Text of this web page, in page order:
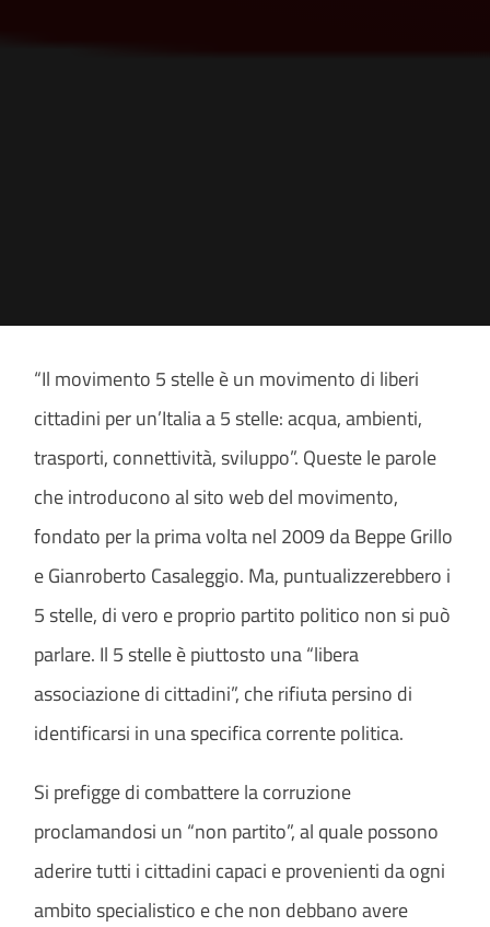
“Il movimento 5 stelle è un movimento di liberi
cittadini per un’Italia a 5 stelle: acqua, ambienti,
trasporti, connettività, sviluppo”. Queste le parole
che introducono al sito web del movimento,
fondato per la prima volta nel 2009 da Beppe Grillo
e Gianroberto Casaleggio. Ma, puntualizzerebbero i
5 stelle, di vero e proprio partito politico non si può
parlare. Il 5 stelle è piuttosto una “libera
associazione di cittadini”, che rifiuta persino di
identificarsi in una specifica corrente politica.
Si prefigge di combattere la corruzione
proclamandosi un “non partito”, al quale possono
aderire tutti i cittadini capaci e provenienti da ogni
ambito specialistico e che non debbano avere